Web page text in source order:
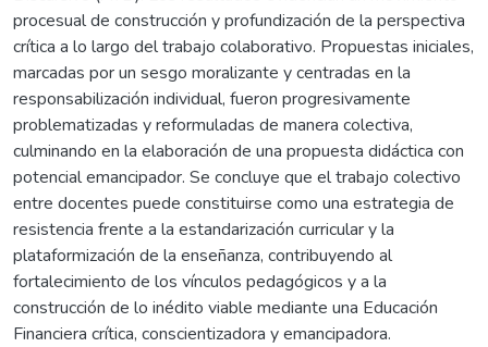
procesual de construcción y profundización de la perspectiva
crítica a lo largo del trabajo colaborativo. Propuestas iniciales,
marcadas por un sesgo moralizante y centradas en la
responsabilización individual, fueron progresivamente
problematizadas y reformuladas de manera colectiva,
culminando en la elaboración de una propuesta didáctica con
potencial emancipador. Se concluye que el trabajo colectivo
entre docentes puede constituirse como una estrategia de
resistencia frente a la estandarización curricular y la
plataformización de la enseñanza, contribuyendo al
fortalecimiento de los vínculos pedagógicos y a la
construcción de lo inédito viable mediante una Educación
Financiera crítica, conscientizadora y emancipadora.